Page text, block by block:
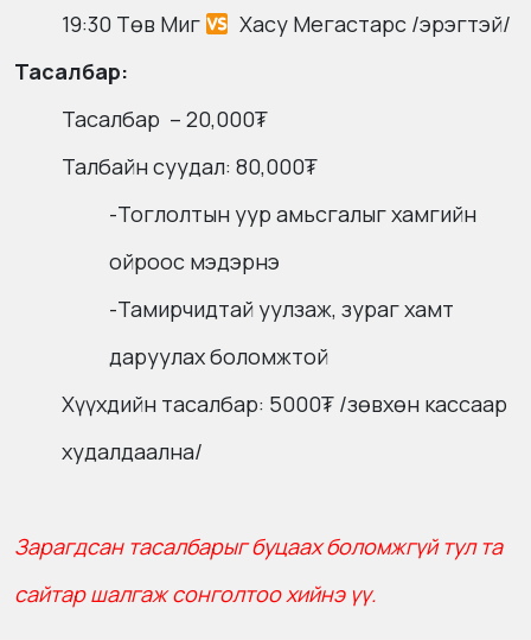
19:30 Төв Миг
Хасу Мегастарс /эрэгтэй/
Тасалбар:
Тасалбар – 20,000₮
Талбайн суудал: 80,000₮
-Тоглолтын уур амьсгалыг хамгийн
ойроос мэдэрнэ
-Тамирчидтай уулзаж, зураг хамт
даруулах боломжтой
Хүүхдийн тасалбар: 5000₮ /зөвхөн кассаар
худалдаална/
Зарагдсан тасалбарыг буцаах боломжгүй тул та
сайтар шалгаж сонголтоо хийнэ үү.